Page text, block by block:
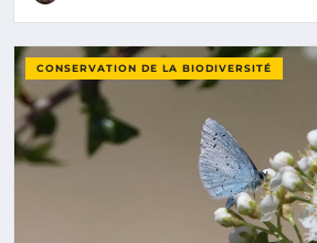
CONSERVATION DE LA BIODIVERSITÉ